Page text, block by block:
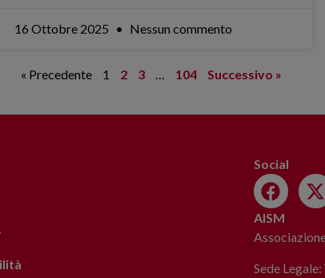
16 Ottobre 2025 Nessun commento
« Precedente 1 2 3 … 104 Successivo »
Social
AISM
Sede